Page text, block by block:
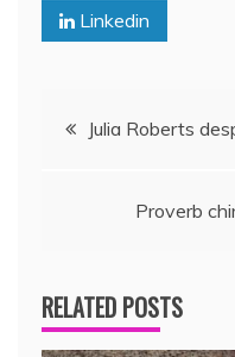
Linkedin
Navigare
Julia Roberts
Proverb
RELATED POSTS